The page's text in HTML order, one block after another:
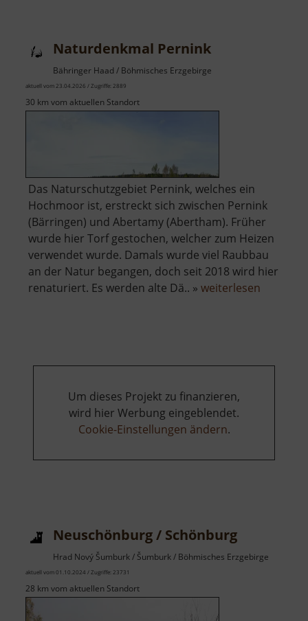
Naturdenkmal Pernink
Bähringer Haad / Böhmisches Erzgebirge
aktuell vom 23.04.2026 / Zugriffe: 2889
30 km vom aktuellen Standort
Das Naturschutzgebiet Pernink, welches ein
Hochmoor ist, erstreckt sich zwischen Pernink
(Bärringen) und Abertamy (Abertham). Früher
wurde hier Torf gestochen, welcher zum Heizen
verwendet wurde. Damals wurde viel Raubbau
an der Natur begangen, doch seit 2018 wird hier
renaturiert. Es werden alte Dä.. » weiterlesen
Um dieses Projekt zu finanzieren,
wird hier Werbung eingeblendet.
Cookie-Einstellungen ändern.
Neuschönburg / Schönburg
Hrad Nový Šumburk / Šumburk / Böhmisches Erzgebirge
aktuell vom 01.10.2024 / Zugriffe: 23731
28 km vom aktuellen Standort